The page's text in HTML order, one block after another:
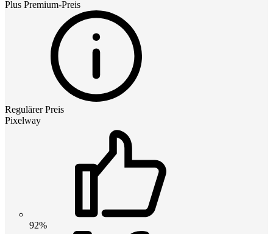
Plus Premium-Preis
Regulärer Preis
Pixelway
92%